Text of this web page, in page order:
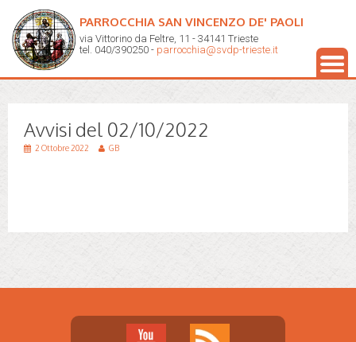
PARROCCHIA SAN VINCENZO DE' PAOLI
via Vittorino da Feltre, 11 - 34141 Trieste
tel. 040/390250 - parrocchia@svdp-trieste.it
Avvisi del 02/10/2022
2 Ottobre 2022 GB